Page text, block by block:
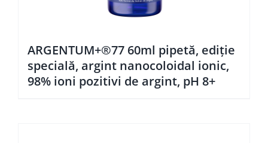
ARGENTUM+®77 60ml pipetă, ediţie
specială, argint nanocoloidal ionic,
98% ioni pozitivi de argint, pH 8+